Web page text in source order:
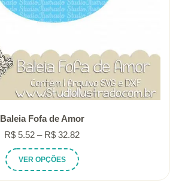
Baleia Fofa de Amor
R$ 5.52 – R$ 32.82Faixa
VER OPÇÕES
produto
tem